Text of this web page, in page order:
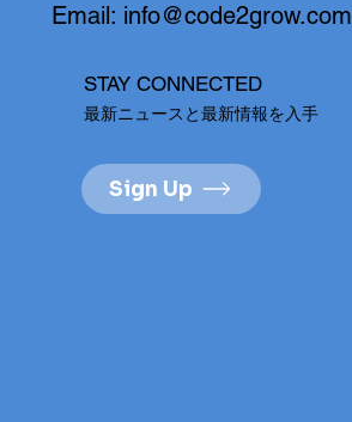
Email: info@code2grow.com
STAY CONNECTED
最新ニュースと最新情報を入手
Sign Up